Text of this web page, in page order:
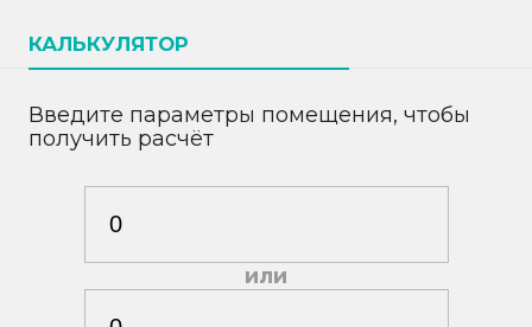
КАЛЬКУЛЯТОР
Введите параметры помещения, чтобы
получить расчёт
или